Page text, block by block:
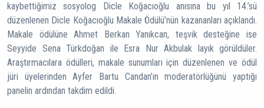
kaybettiğimiz sosyolog Dicle Koğacıoğlu anısına bu yıl 14.’sü
düzenlenen Dicle Koğacıoğlu Makale Ödülü’nün kazananları açıklandı.
Makale ödülüne Ahmet Berkan Yanıkcan, teşvik desteğine ise
Seyyide Sena Türkdoğan ile Esra Nur Akbulak layık görüldüler.
Araştırmacılara ödülleri, makale sunumları için düzenlenen ve ödül
jüri üyelerinden Ayfer Bartu Candan’ın moderatörlüğünü yaptığı
panelin ardından takdim edildi.